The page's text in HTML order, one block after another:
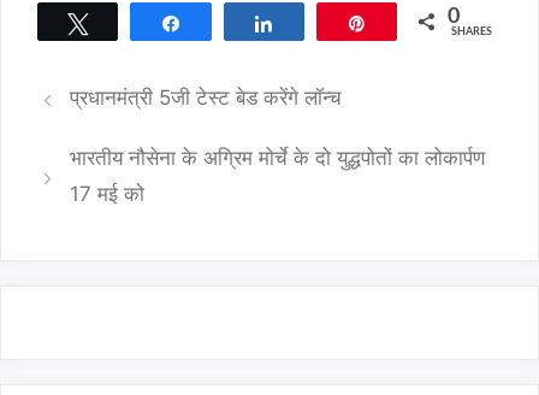
0
SHARES
प्रधानमंत्री 5जी टेस्ट बेड करेंगे लॉन्च
भारतीय नौसेना के अग्रिम मोर्चे के दो युद्धपोतों का लोकार्पण
17 मई को